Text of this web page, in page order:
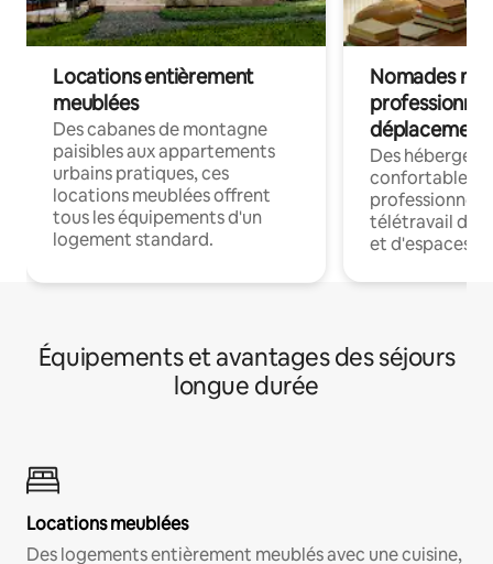
Locations entièrement
meublées
Des cabanes de montagne
paisibles aux appartements
urbains pratiques, ces
locations meublées offrent
tous les équipements d'un
logement standard.
Nomades
déplacement
Des
confortables
professionnels
télétravail
et d'espaces
Équipements et avantages des séjours
longue durée
Locations meublées
Des logements entièrement meublés avec une cuisine,